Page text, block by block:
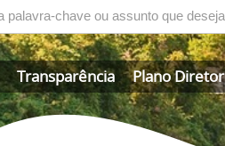
Transparência Plano Diretor